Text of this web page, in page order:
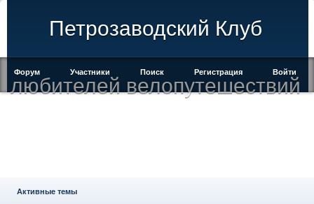
Петрозаводский Клуб
любителей велопутешествий
Форум Участники Поиск Регистрация Войти
Активные темы